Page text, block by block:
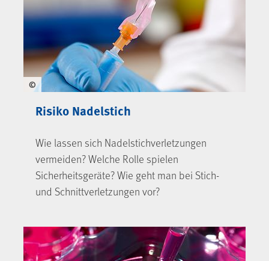
©
Risiko Nadelstich
Wie lassen sich Nadelstichverletzungen
vermeiden? Welche Rolle spielen
Sicherheitsgeräte? Wie geht man bei Stich-
und Schnittverletzungen vor?